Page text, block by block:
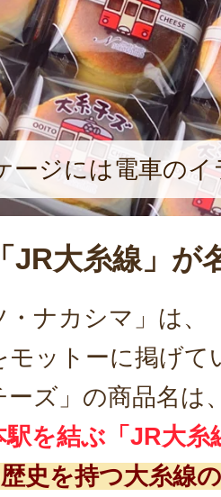
ージには電車のイ
JR大糸線」が
・ナカシマ」は、
モットーに掲げて
ズ」の商品名は
駅を結ぶ「JR大糸
歴史を持つ大糸線